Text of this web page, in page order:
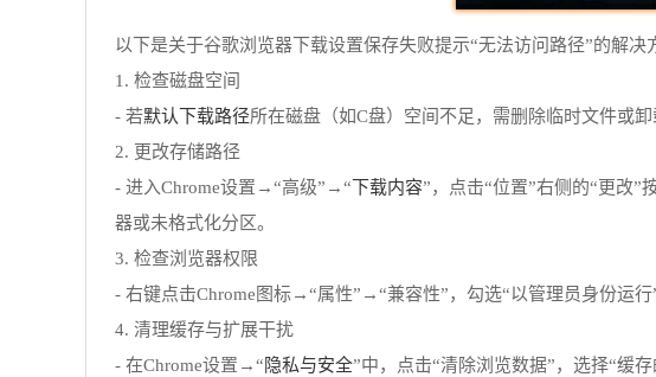
以下是关于谷歌浏览器下载设置保存失败提示“无法访问路径”的解决
1. 检查磁盘空间
- 若默认下载路径所在磁盘（如C盘）空间不足，需删除临时文件或
2. 更改存储路径
- 进入Chrome设置→“高级”→“下载内容”，点击“位置”右侧的“更改
器或未格式化分区。
3. 检查浏览器权限
- 右键点击Chrome图标→“属性”→“兼容性”，勾选“以管理员身份运
4. 清理缓存与扩展干扰
- 在Chrome设置→“隐私与安全”中，点击“清除浏览数据”，选择“缓